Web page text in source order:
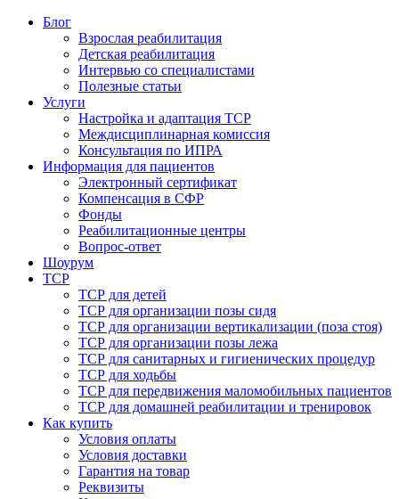
Блог
Взрослая реабилитация
Детская реабилитация
Интервью со специалистами
Полезные статьи
Услуги
Настройка и адаптация ТСР
Междисциплинарная комиссия
Консультация по ИПРА
Информация для пациентов
Электронный сертификат
Компенсация в СФР
Фонды
Реабилитационные центры
Вопрос-ответ
Шоурум
ТСР
ТСР для детей
ТСР для организации позы сидя
ТСР для организации вертикализации (поза стоя)
ТСР для организации позы лежа
ТСР для санитарных и гигиенических процедур
ТСР для ходьбы
ТСР для передвижения маломобильных пациентов
ТСР для домашней реабилитации и тренировок
Как купить
Условия оплаты
Условия доставки
Гарантия на товар
Реквизиты